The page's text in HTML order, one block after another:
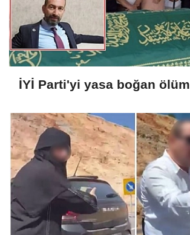
İYİ Parti'yi yasa boğan ölüm